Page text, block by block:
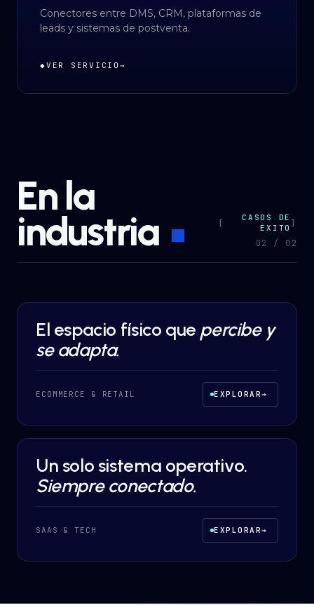
Conectores entre DMS, CRM, plataformas de
leads y sistemas de postventa.
◆VER SERVICIO →
En la
industria
CASOS DE
ÉXITO
02 / 0 2
AI AUTOMATION·ECOMMERCE & RETAIL
El espacio físico que percibe y
se adapta.
ECOMMERCE & RETAIL EXPLORAR→
DESARROLLO A MEDIDA·SAAS & TECH
Un solo sistema operativo.
Siempre conectado.
SAAS & TECH EXPLORAR→